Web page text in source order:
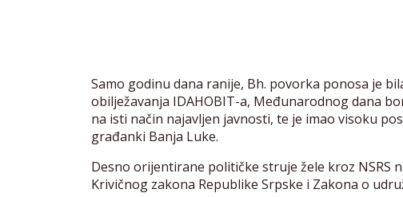
Samo godinu dana ranije, Bh. povorka ponosa je
obilježavanja IDAHOBIT-a, Međunarodnog dana
na isti način najavljen javnosti, te je imao visoku
građanki Banja Luke.
Desno orijentirane političke struje žele kroz NSRS
Krivičnog zakona Republike Srpske i Zakona o